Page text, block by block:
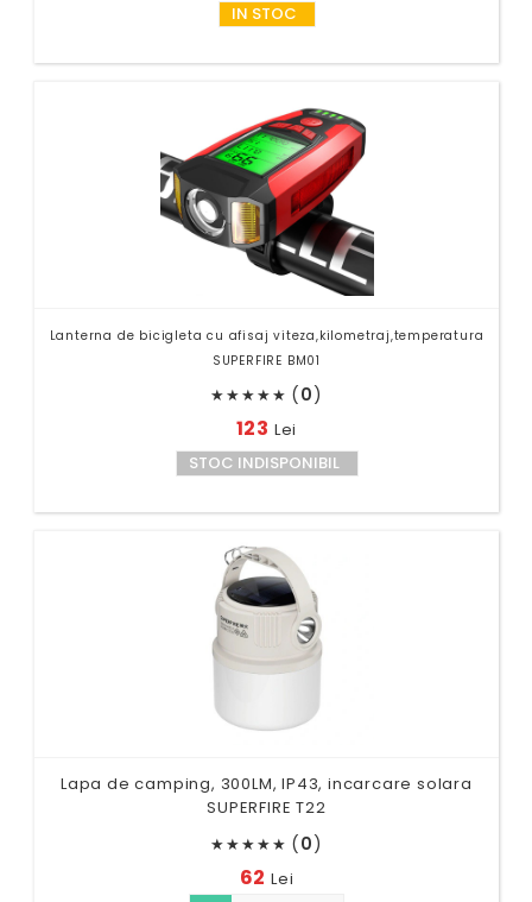
IN STOC
Lanterna de bicigleta cu afisaj viteza,kilometraj,temperatura
SUPERFIRE BM01
★★★★★ (0)
123 Lei
STOC INDISPONIBIL
Lapa de camping, 300LM, IP43, incarcare solara
SUPERFIRE T22
★★★★★ (0)
62 Lei